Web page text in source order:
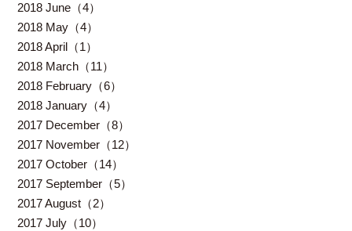
2018 June（4）
2018 May（4）
2018 April（1）
2018 March（11）
2018 February（6）
2018 January（4）
2017 December（8）
2017 November（12）
2017 October（14）
2017 September（5）
2017 August（2）
2017 July（10）